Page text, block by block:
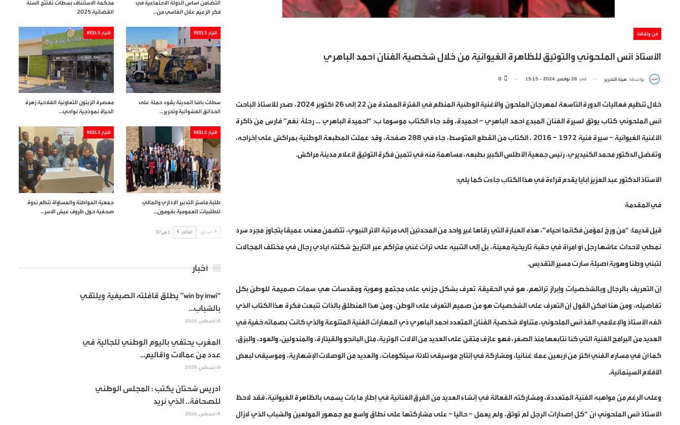
فن وثقافة
الأستاذ أنس الملحوني والتوثيق للظاهرة الغيوانية من خلال شخصية الفنان أحمد الباهري
بواسطة هيئة التحرير في 26 نوفمبر, 2024 - 15:15
خلال تنظيم فعاليات الدورة التاسعة لمهرجان الملحون والأغنية الوطنية المنظم في الفترة الممتدة من 22 إلى 26 أكتوبر 2024، صدر للأستاذ الباحث
أنس الملحوني كتاب يوثق لسيرة الفنان المبدع أحمد الباهري – احميدة، وقد جاء الكتاب موسوما ب: “احميدة الباهري … رحلة نغم” فارس من ذاكرة
الأغنية الغيوانية – سيرة فنية 1972 – 2016 ، الكتاب من القطع المتوسط، جاء في 288 صفحة، وقد عملت المطبعة الوطنية بمراكش على إخراجه،
وتفضل الدكتور محمد الكنيديري، رئيس جمعية الأطلس الكبير بطبعه، مساهمة منه في تثمين فكرة التوثيق لأعلام مدينة مراكش.
الأستاذ الدكتور عبد العزيز ابايا يقدم قراءة في هذا الكتاب جاءت كما يلي:
في المقدمة
قيل قديما: “من ورخ لمؤمن فكأنما أحياه”، هذه العبارة التي رقاها غير واحد من المحدثين إلى مرتبة الأثر النبوي، تتضمن معنى عميقا يتجاوز مجرد سرد
نمطي لأحداث عاشها رجل أو امرأة في حقبة تاريخية معينة، بل إلى التنبيه على تراث غني متراكم عبر التاريخ شكلته أيادي رجال في مختلف المجالات
لتبني وطنا وهوية أصيلة سارت مسير التقديس.
إن التعريف بالرجال وبالشخصيات وإبراز تراثهم، هو في الحقيقة تعرف بشكل جزئي على مجتمع وهوية ومقدسات هي سمات صميمة للوطن بكل
تفاصيله، ومن هنا أمكن القول إن التعرف على الشخصيات هو من صميم التعرف على الوطن، ومن هذا المنطلق بالذات تنبعث فكرة هذا الكتاب الذي
ألفه الأستاذ والإعلامي الفذ أنس الملحوني، متناولا شخصية الفنان المتعدد أحمد الباهري ذي المهارات الفنية المتنوعة والذي كانت بصماته خفية في
العديد من البرامج الفنية التي كنا نتابعها منذ الصغر، فهو عازف متقن على العديد من الآلات الوترية، مثل البانجو والقيثارة، والمندولين، والعود، والبزق،
كما أن في مساره الفني أكثر من أربعين عملا غنائيا، ومشاركة في إنتاج موسيقى ثلاثة سيتكومات، والعديد من الوصلات الإشهارية، وموسيقى لبعض
الأفلام السينمائية.
وعلى الرغم من مواهبه الفنية المتعددة، ومشاركته الفعالة في إنشاء العديد من الفرق الغنائية في إطار ما بات يسمى بالظاهرة الغيوانية، فقد لاحظ
الأستاذ أنس الملحوني أن “كل إصدارات الرجل لم تُوثق، ولم يعمل – حاليا – على مشاركتها على نطاق واسع مع جمهور المولعين والشباب الذي لازال
التضامن أساس الدولة الاجتماعية في
فكر الزعيم علال الفاسي من…
محكمة الاستئناف بسطات تفتتح السنة
القضائية 2025
التيار REELS
سطات باشا المدينة يقود حملة على
الحذائق العشوائية وتحرير…
التيار REELS
معصرة الزيتون التعاونية الفلاحية زهرة
الحياة نموذجية نواحي…
التيار REELS
طلبة ماستر التدبير الإداري والمالي
للطلبيات العمومية بقومون…
التيار REELS
جمعية المواطنة والمساواة تنظم ندوة
صحفية حول ظروف عيش الأسر…
السابق التالي 1 من 37
أخبار
“win by inwi” يطلق قافلته الصيفية ويلتقي
بالشباب…
6 أغسطس, 2026
المغرب يحتفي باليوم الوطني للجالية في
عدد من عمالات وأقاليم…
6 أغسطس, 2026
ادريس شحتان يكتب : المجلس الوطني
للصحافة.. الذي نريد
6 أغسطس, 2026